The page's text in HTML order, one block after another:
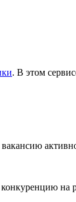
. В этом
на